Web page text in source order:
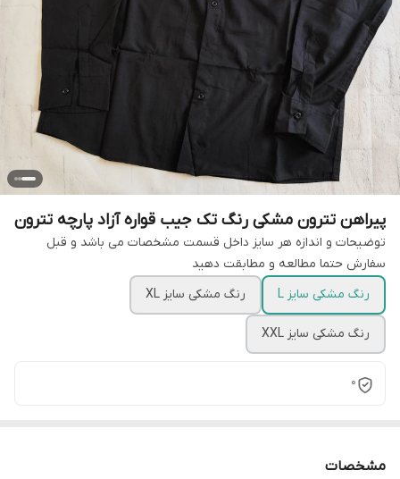
پیراهن تترون مشکی رنگ تک جیب قواره آزاد پارچه تترون
توضیحات و اندازه هر سایز داخل قسمت مشخصات می باشد و قبل
سفارش حتما مطالعه و مطابقت دهید
رنگ مشکی سایز L
رنگ مشکی سایز XL
رنگ مشکی سایز XXL
0
مشخصات